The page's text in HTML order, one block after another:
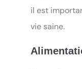
il est
vie saine.